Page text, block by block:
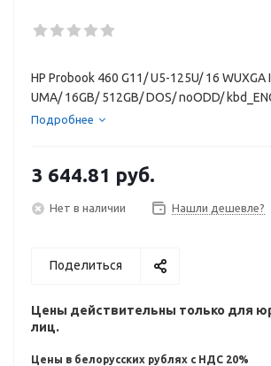
HP Probook 460 G11/ U5-125U/ 16 WUXGA
UMA/ 16GB/ 512GB/ DOS/ noODD/
ноутбук
Подробнее
3 644.81 руб.
Нет в наличии Нашли дешевле?
Поделиться
Цены действительны только для
лиц.
Цены в белорусских рублях с НДС 20%